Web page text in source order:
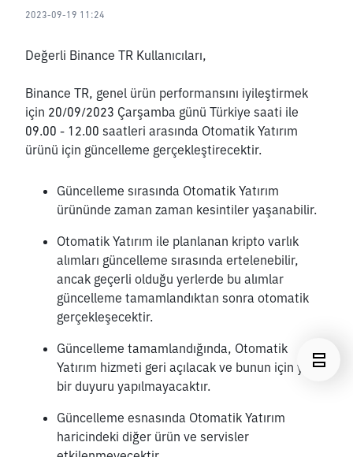
2023-09-19 11:24
Değerli Binance TR Kullanıcıları,
Binance TR, genel ürün performansını iyileştirmek
için 20/09/2023 Çarşamba günü Türkiye saati ile
09.00 - 12.00 saatleri arasında Otomatik Yatırım
ürünü için güncelleme gerçekleştirecektir.
Güncelleme sırasında Otomatik Yatırım
ürününde zaman zaman kesintiler yaşanabilir.
Otomatik Yatırım ile planlanan kripto varlık
alımları güncelleme sırasında ertelenebilir,
ancak geçerli olduğu yerlerde bu alımlar
güncelleme tamamlandıktan sonra otomatik
gerçekleşecektir.
Güncelleme tamamlandığında, Otomatik
Yatırım hizmeti geri açılacak ve bunun için yeni
bir duyuru yapılmayacaktır.
Güncelleme esnasında Otomatik Yatırım
haricindeki diğer ürün ve servisler